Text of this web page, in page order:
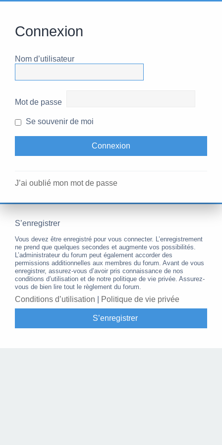
Connexion
Nom d’utilisateur
Mot de passe
Se souvenir de moi
J’ai oublié mon mot de passe
S’enregistrer
Vous devez être enregistré pour vous connecter. L’enregistrement
ne prend que quelques secondes et augmente vos possibilités.
L’administrateur du forum peut également accorder des
permissions additionnelles aux membres du forum. Avant de vous
enregistrer, assurez-vous d’avoir pris connaissance de nos
conditions d’utilisation et de notre politique de vie privée. Assurez-
vous de bien lire tout le règlement du forum.
Conditions d’utilisation Politique de vie privée
S’enregistrer